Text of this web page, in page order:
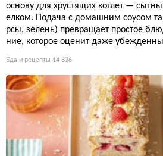
основу для хрустящих котлет —
елком. Подача с домашним соусом
рсы, зелень) превращает простое
ние, которое оценит даже
Еда и рецепты 14 836